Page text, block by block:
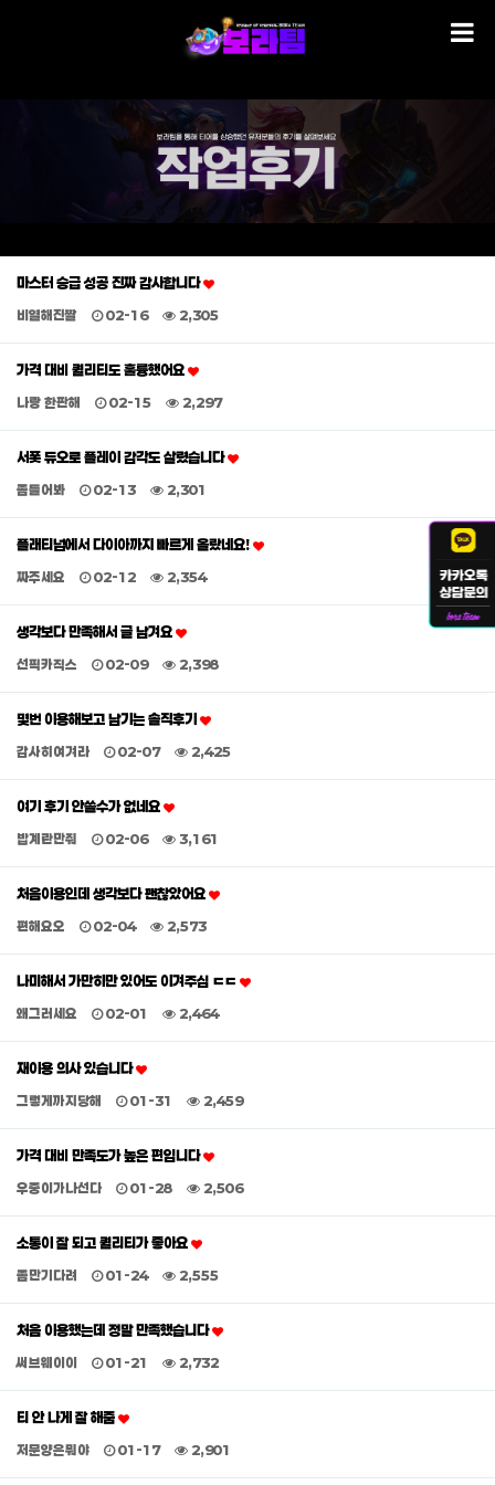
마스터 승급 성공 진짜 감사합니다
비열해진짤 02-16 2,305
가격 대비 퀄리티도 훌륭했어요
나랑 한판해 02-15 2,297
서폿 듀오로 플레이 감각도 살렸습니다
좀들어봐 02-13 2,301
플래티넘에서 다이아까지 빠르게 올랐네요!
짜주세요 02-12 2,354
생각보다 만족해서 글 남겨요
선픽카직스 02-09 2,398
몇번 이용해보고 남기는 솔직후기
감사히여겨라 02-07 2,425
여기 후기 안쓸수가 없네요
밥계란만줘 02-06 3,161
처음이용인데 생각보다 괜찮았어요
편해요오 02-04 2,573
나미해서 가만히만 있어도 이겨주심 ㄷㄷ
왜그러세요 02-01 2,464
재이용 의사 있습니다
그렇게까지당해 01-31 2,459
가격 대비 만족도가 높은 편입니다
우중이가나선다 01-28 2,506
소통이 잘 되고 퀄리티가 좋아요
좀만기다려 01-24 2,555
처음 이용했는데 정말 만족했습니다
써브웨이이 01-21 2,732
티 안 나게 잘 해줌
저문양은뭐야 01-17 2,901